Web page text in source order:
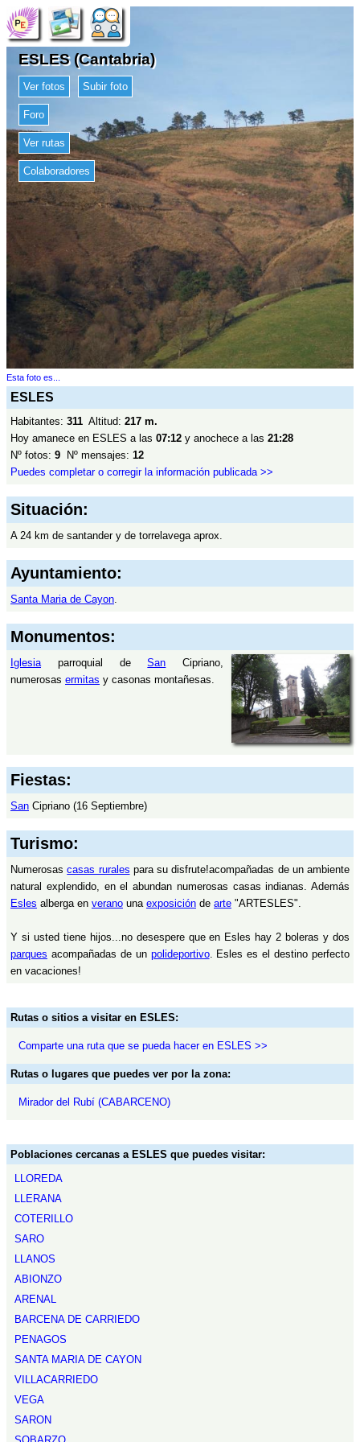
ESLES (Cantabria)
Ver fotos Subir foto
Foro
Ver rutas
Colaboradores
Esta foto es...
ESLES
Habitantes: 311 Altitud: 217 m.
Hoy amanece en ESLES a las 07:12 y anochece a las 21:28
Nº fotos: 9 Nº mensajes: 12
Puedes completar o corregir la información publicada >>
Situación:
A 24 km de santander y de torrelavega aprox.
Ayuntamiento:
Santa Maria de Cayon.
Monumentos:
Iglesiaparroquial deSan Cipriano,
numerosas ermitas y casonas montañesas.
Fiestas:
San Cipriano (16 Septiembre)
Turismo:
Numerosascasas rurales para su disfrute!acompañadas de un ambiente
natural explendido, en el abundan numerosas casas indianas. Además
Esles alberga en verano una exposición de arte "ARTESLES".
Y si usted tiene hijos...no desespere que en Esles hay 2 boleras y dos
parques acompañadas de un polideportivo. Esles es el destino perfecto
en vacaciones!
Rutas o sitios a visitar en ESLES:
Comparte una ruta que se pueda hacer en ESLES >>
Rutas o lugares que puedes ver por la zona:
Mirador del Rubí (CABARCENO)
Poblaciones cercanas a ESLES que puedes visitar:
LLOREDA
LLERANA
COTERILLO
SARO
LLANOS
ABIONZO
ARENAL
BARCENA DE CARRIEDO
PENAGOS
SANTA MARIA DE CAYON
VILLACARRIEDO
VEGA
SARON